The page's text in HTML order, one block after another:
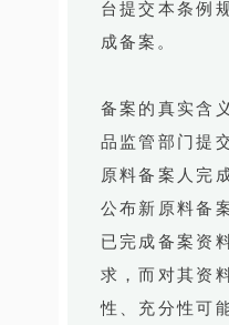
台提交本条例
成备案。
备案的真实含
品监管部门提
原料备案人完
公布新原料备
已完成备案资
求，而对其资
性、充分性可